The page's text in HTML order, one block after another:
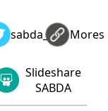
sabda_ylsaMores
Slideshare
SABDA